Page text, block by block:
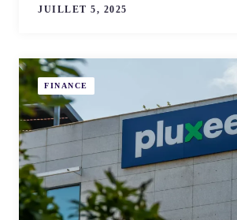
JUILLET 5, 2025
FINANCE